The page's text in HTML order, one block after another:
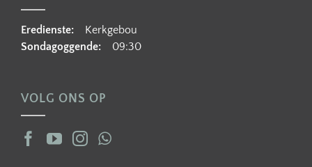
Eredienste: Kerkgebou
Sondagoggende: 09:30
VOLG ONS OP